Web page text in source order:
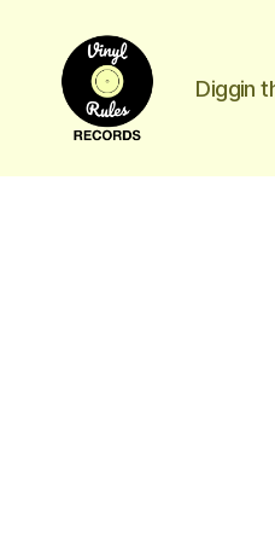
Diggin